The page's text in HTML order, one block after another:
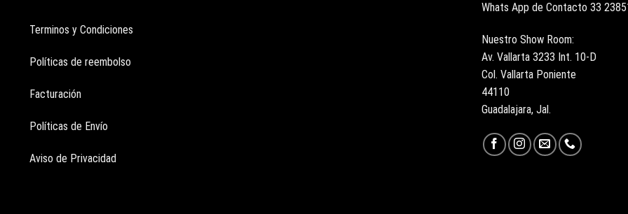
Terminos y Condiciones
Políticas de reembolso
Facturación
Políticas de Envío
Aviso de Privacidad
Whats App de Contacto 33
Nuestro Show Room:
Av. Vallarta 3233 Int. 10-D
Col. Vallarta Poniente
44110
Guadalajara, Jal.